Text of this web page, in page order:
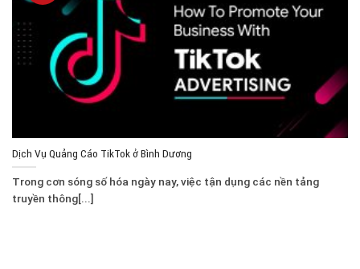
Dịch Vụ Quảng Cáo TikTok ở Bình Dương
Trong cơn sóng số hóa ngày nay, việc tận dụng các nền tảng
truyền thông[...]